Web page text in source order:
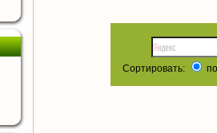
Сортировать: